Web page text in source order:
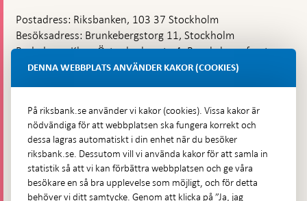
Postadress: Riksbanken, 103 37 Stockholm
Besöksadress: Brunkebergstorg 11, Stockholm
Budadress: Klara Östra kyrkogata 4, Brunkebergsfaret,
Lastplats 6
Hitta direkt
Frågor och svar-
Öppnas
i
Till Riksbankens webbarkiv-
DENNA WEBBPLATS ANVÄNDER KAKOR (COOKIES)
På riksbank.se använder vi kakor (cookies). Vissa kakor är
nödvändiga för att webbplatsen ska fungera korrekt och
dessa lagras automatiskt i din enhet när du besöker
riksbank.se. Dessutom vill vi använda kakor för att samla in
statistik så att vi kan förbättra webbplatsen och ge våra
besökare en så bra upplevelse som möjligt, och för detta
behöver vi ditt samtycke. Genom att klicka på ”Ja, jag